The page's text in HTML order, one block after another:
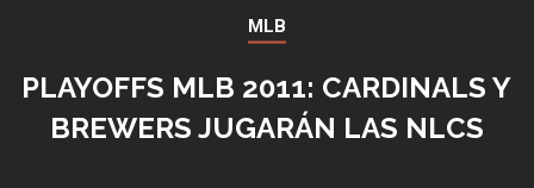
MLB
PLAYOFFS MLB 2011: CARDINALS Y
BREWERS JUGARÁN LAS NLCS